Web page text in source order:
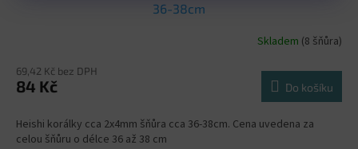
36-38cm
Skladem (8 šňůra)
69,42 Kč bez DPH
84 Kč Do košíku
Heishi korálky cca 2x4mm šňůra cca 36-38cm. Cena uvedena za
celou šňůru o délce 36 až 38 cm